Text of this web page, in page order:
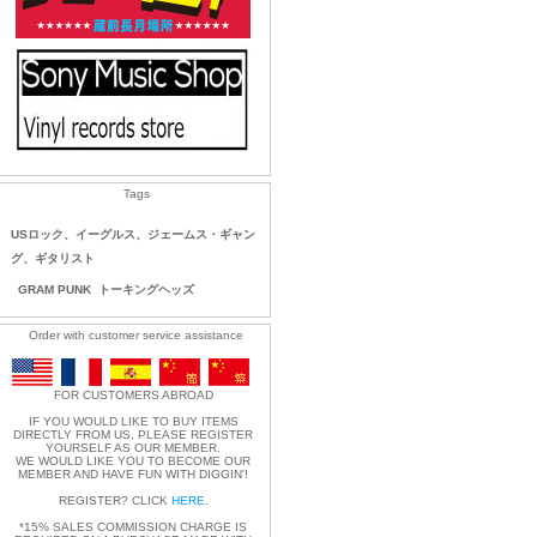
Tags
USロック、イーグルス、ジェームス・ギャン
グ、ギタリスト
GRAM PUNK トーキングヘッズ
Order with customer service assistance
FOR CUSTOMERS ABROAD
IF YOU WOULD LIKE TO BUY ITEMS
DIRECTLY FROM US, PLEASE REGISTER
YOURSELF AS OUR MEMBER.
WE WOULD LIKE YOU TO BECOME OUR
MEMBER AND HAVE FUN WITH DIGGIN'!
REGISTER? CLICK HERE
*15% SALES COMMISSION CHARGE IS